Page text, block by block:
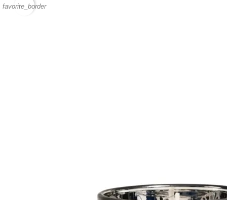
favorite_border